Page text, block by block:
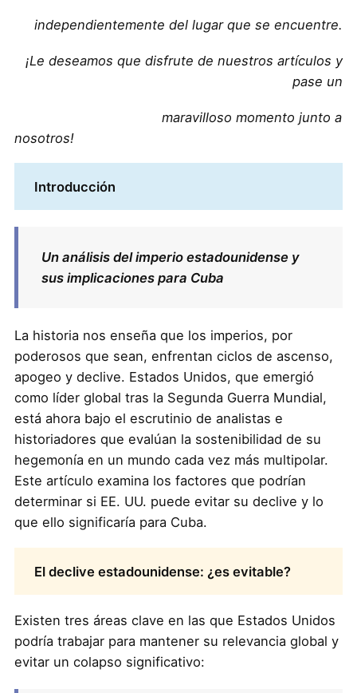
independientemente del lugar que se encuentre.
¡Le deseamos que disfrute de nuestros artículos y
pase un
maravilloso momento junto a
nosotros!
Introducción
Un análisis del imperio estadounidense y
sus implicaciones para Cuba
La historia nos enseña que los imperios, por
poderosos que sean, enfrentan ciclos de ascenso,
apogeo y declive. Estados Unidos, que emergió
como líder global tras la Segunda Guerra Mundial,
está ahora bajo el escrutinio de analistas e
historiadores que evalúan la sostenibilidad de su
hegemonía en un mundo cada vez más multipolar.
Este artículo examina los factores que podrían
determinar si EE. UU. puede evitar su declive y lo
que ello significaría para Cuba.
El declive estadounidense: ¿es evitable?
Existen tres áreas clave en las que Estados Unidos
podría trabajar para mantener su relevancia global y
evitar un colapso significativo: